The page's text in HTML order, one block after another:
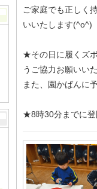
ご家庭でも正しく
いいたします(^o^)
★その日に履くズ
うご協力お願いい
また、園かばんに
★8時30分までに登